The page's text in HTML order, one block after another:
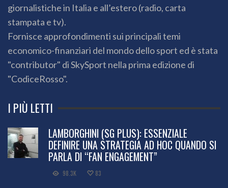
giornalistiche in Italia e all’estero (radio, carta
stampata e tv).
Fornisce approfondimenti sui principali temi
economico-finanziari del mondo dello sport ed è stata
"contributor" di SkySport nella prima edizione di
"CodiceRosso".
I PIÙ LETTI
LAMBORGHINI (SG PLUS): ESSENZIALE
DEFINIRE UNA STRATEGIA AD HOC QUANDO SI
PARLA DI “FAN ENGAGEMENT”
98.3K 83